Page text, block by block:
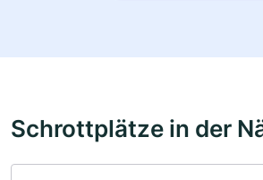
Schrottplätze in der